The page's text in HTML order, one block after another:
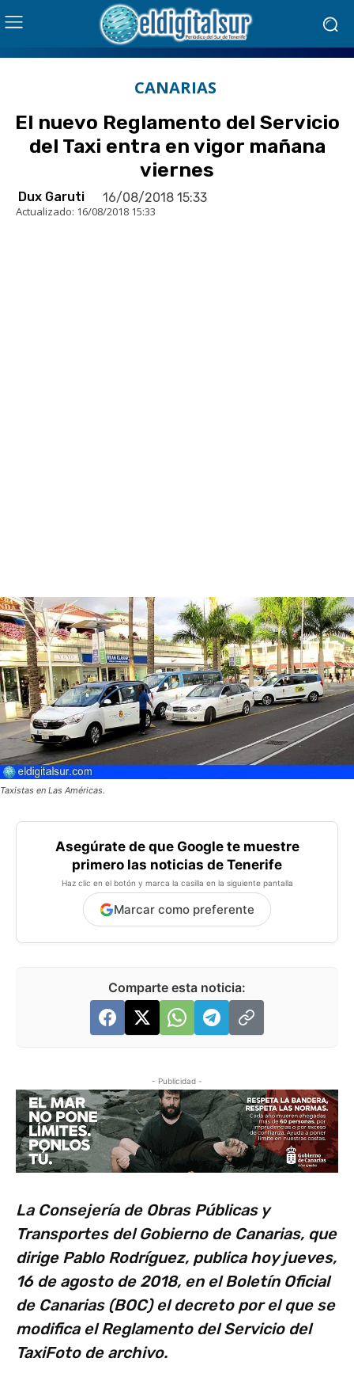
CANARIAS
El nuevo Reglamento del Servicio
del Taxi entra en vigor mañana
viernes
Dux Garuti 16/08/2018 15:33
Actualizado: 16/08/2018 15:33
Taxistas en Las Américas.
Asegúrate de que Google te muestre
primero las noticias de Tenerife
Haz clic en el botón y marca la casilla en la siguiente pantalla
Marcar como preferente
Comparte esta noticia:
- Publicidad -
La Consejería de Obras Públicas y
Transportes del Gobierno de Canarias, que
dirige Pablo Rodríguez, publica hoy jueves,
16 de agosto de 2018, en el Boletín Oficial
de Canarias (BOC) el decreto por el que se
modifica el Reglamento del Servicio del
TaxiFoto de archivo.